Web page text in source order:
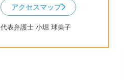
アクセスマップ
代表弁護士 小堀 球美子